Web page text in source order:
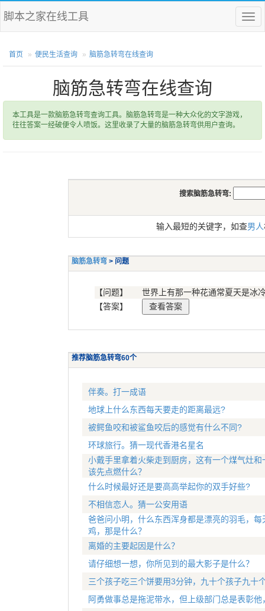
菜
单
脚本之家在线工具
首页 便民生活查询 脑筋急转弯在线查询
脑筋急转弯在线查询
本工具是一款脑筋急转弯查询工具。脑筋急转弯是一种大众化的文字游戏，
往往答案一经破便令人喷饭。这里收录了大量的脑筋急转弯供用户查询。
搜索脑筋急转弯:
输入最短的关键字，如查男人
脑筋急转弯 > 问题
【问题】
世界上有那一种花通常夏天是冰
【答案】
推荐脑筋急转弯60个
伴奏。打一成语
地球上什么东西每天要走的距离最远?
被鳄鱼咬和被鲨鱼咬后的感觉有什么不同?
环球旅行。猜一现代香港名星名
小戴手里拿着火柴走到厨房，这有一个煤气灶
该先点燃什么？
什么时候最好还是要高高举起你的双手好些?
不相信恋人。猜一公安用语
爸爸问小明，什么东西浑身都是漂亮的羽毛，
鸡，那是什么？
离婚的主要起因是什么？
请仔细想一想，你所见到的最大影子是什么？
三个孩子吃三个饼要用3分钟，九十个孩子九十
阿勇做事总是拖泥带水，但上级部门总是表彰他